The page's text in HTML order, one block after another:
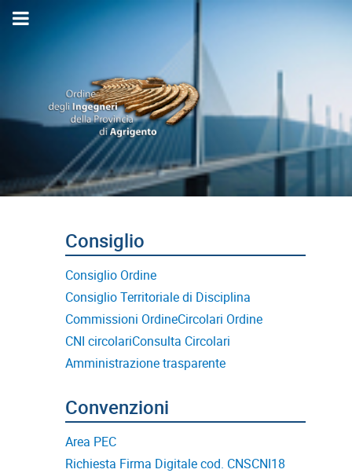
Consiglio Ordine
Consiglio Territoriale di Disciplina
Commissioni OrdineCircolari Ordine
CNI circolariConsulta Circolari
Amministrazione trasparente
Area PEC
Richiesta Firma Digitale cod. CNSCNI18